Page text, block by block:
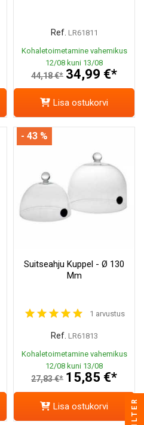
Ref. LR61811
Kohaletoimetamine vahemikus
12/08 kuni 13/08
44,18 €* 34,99 €*
Lisa ostukorvi
Suitseahju Kuppel - Ø 130
Mm
1 arvustus
Ref. LR61813
Kohaletoimetamine vahemikus
12/08 kuni 13/08
27,83 €* 15,85 €*
- 43 %
Lisa ostukorvi FILTER